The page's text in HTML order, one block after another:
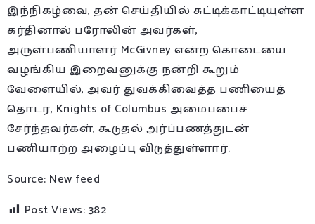
இந்நிகழ்வை, தன் செய்தியில் சுட்டிக்காட்டியுள்ள
கர்தினால் பரோலின் அவர்கள்,
அருள்பணியாளர் McGivney என்ற கொடையை
வழங்கிய இறைவனுக்கு நன்றி கூறும்
வேளையில், அவர் துவக்கிவைத்த பணியைத்
தொடர, Knights of Columbus அமைப்பைச்
சேர்ந்தவர்கள், கூடுதல் அர்ப்பணத்துடன்
பணியாற்ற அழைப்பு விடுத்துள்ளார்.
Source: New feed
Post Views:382